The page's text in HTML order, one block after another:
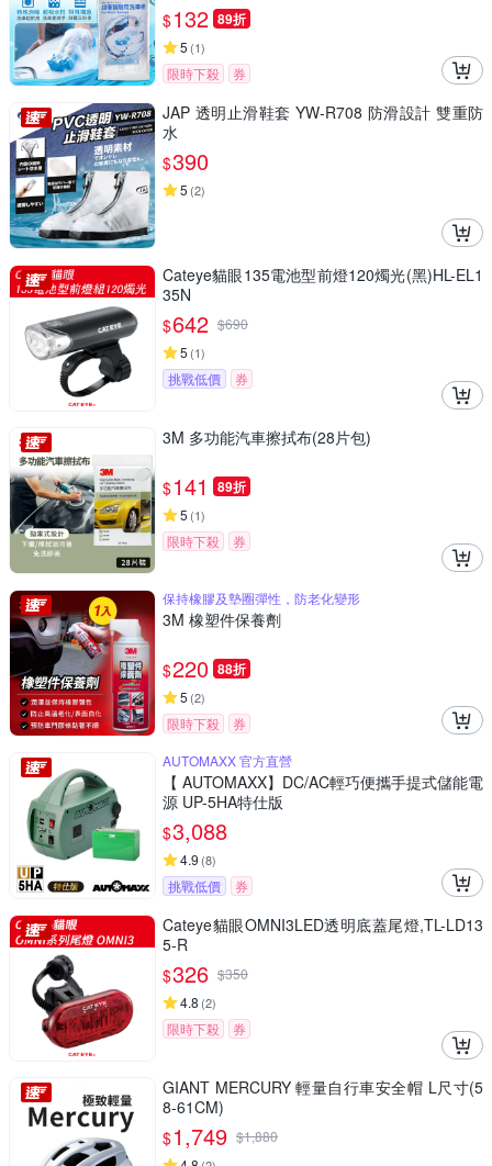
$132 89折
5 (1)
限時下殺 券
JAP 透明止滑鞋套 YW-R708 防滑設計 雙重防
水
$390
5 (2)
Cateye貓眼135電池型前燈120燭光(黑)HL-EL1
35N
$642 $690
5 (1)
挑戰低價 券
3M 多功能汽車擦拭布(28片包)
$141 89折
5 (1)
限時下殺 券
保持橡膠及墊圈彈性，防老化變形
3M 橡塑件保養劑
$220 88折
5 (2)
限時下殺
券
AUTOMAXX 官方直營
【 AUTOMAXX】DC/AC輕巧便攜手提式儲能電
源 UP-5HA特仕版
$3,088
4.9 (8)
挑戰低價 券
Cateye貓眼OMNI3LED透明底蓋尾燈,TL-LD13
5-R
$326 $350
4.8 (2)
限時下殺 券
GIANT MERCURY 輕量自行車安全帽 L尺寸(5
8-61CM)
$1,749 $1,880